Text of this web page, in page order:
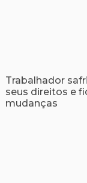
Trabalhador
seus direitos e
mudanças